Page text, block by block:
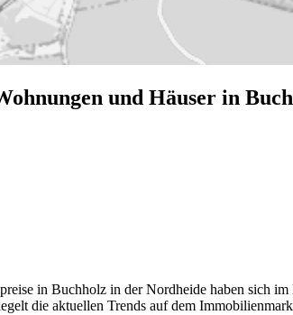
und Häuser in
in Buchholz in der Nordheide haben sich
die aktuellen Trends auf dem